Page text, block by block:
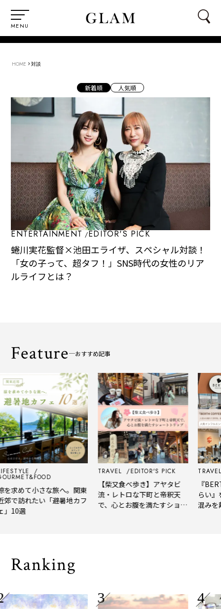
MENU
HOME › 対談
新着順 人気順
ENTERTAINMENT EDITOR'S PICK
蜷川実花監督×池田エライザ、スペシャル対談！
「女の子って、超タフ！」SNS時代の女性のリア
ルライフとは？
Feature おすすめ記事
求めて小さな旅へ。関東
で訪れたい「避暑地カフ
10選
TRAVEL EDITOR'S PICK
【柴又食べ歩き】アヤタビ
流・レトロな下町と帝釈天
で、心とお腹を満たすショー
TRAVEL
『
らい』
混みを
Ranking